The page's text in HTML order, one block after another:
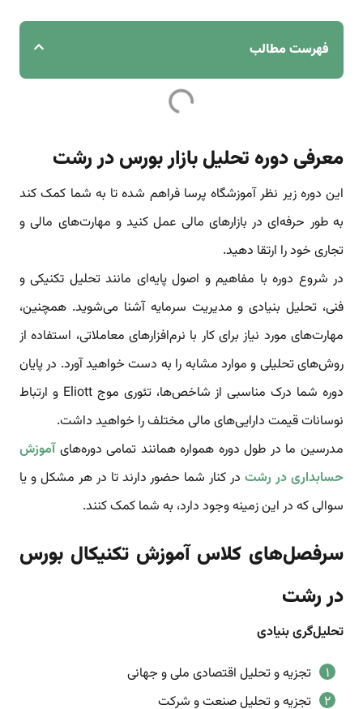
فهرست مطالب
معرفی دوره تحلیل‌ بازار بورس در رشت
این دوره زیر نظر آموزشگاه پرسا فراهم شده تا به شما کمک کند
به طور حرفه‌ای در بازارهای مالی عمل کنید و مهارت‌های مالی و
تجاری خود را ارتقا دهید.
در شروع دوره با مفاهیم و اصول پایه‌ای مانند تحلیل تکنیکی و
فنی، تحلیل بنیادی و مدیریت سرمایه آشنا می‌شوید. همچنین،
مهارت‌های مورد نیاز برای کار با نرم‌افزارهای معاملاتی، استفاده از
روش‌های تحلیلی و موارد مشابه را به دست خواهید آورد. در پایان
دوره شما درک مناسبی از شاخص‌ها، تئوری موج Eliott و ارتباط
نوسانات قیمت دارایی‌های مالی مختلف را خواهید داشت.
مدرسین ما در طول دوره همواره همانند تمامی دوره‌هایآموزش
حسابداری در رشتدر کنار شما حضور دارند تا در هر مشکل و یا
سوالی که در این زمینه وجود دارد، به شما کمک کنند.
سرفصل‌های کلاس آموزش تکنیکال بورس
در رشت
تحلیل‌گری بنیادی
تجزیه و تحلیل اقتصادی ملی و جهانی
تجزیه و تحلیل صنعت و شرکت